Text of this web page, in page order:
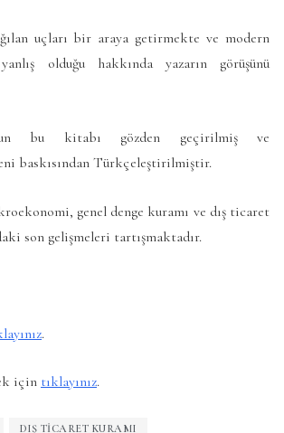
uçları bir araya getirmekte ve modern
olduğu hakkında yazarın görüşünü
bu kitabı gözden geçirilmiş ve
baskısından Türkçeleştirilmiştir.
genel denge kuramı ve dış ticaret
son gelişmeleri tartışmaktadır.
.
için tıklayınız.
DIŞ TICARET KURAMI